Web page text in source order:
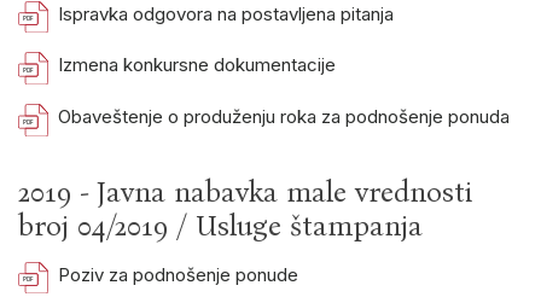
Ispravka odgovora na postavljena pitanja
Izmena konkursne dokumentacije
Obaveštenje o produženju roka za podnošenje ponuda
2019 - Javna nabavka male vrednosti
broj 04/2019 / Usluge štampanja
Poziv za podnošenje ponude